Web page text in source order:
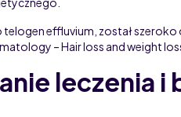
telogen effluvium, został szeroko
– Hair loss and weight
leczenia i